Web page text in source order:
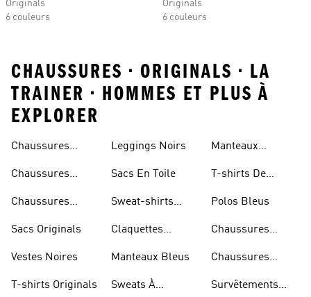
Originals
6 couleurs
Originals
6 couleurs
CHAUSSURES • ORIGINALS • LA
TRAINER • HOMMES ET PLUS À
EXPLORER
Chaussures
Chaussures
Chaussures
Sacs Originals
Vestes Noires
T-shirts Originals
Leggings Noirs
Sacs En Toile
Sweat-shirts
Claquettes
Manteaux Bleus
Sweats À
Manteaux
T-shirts De
Polos Bleus
Chaussures
Chaussures
Blanches
Survêtements